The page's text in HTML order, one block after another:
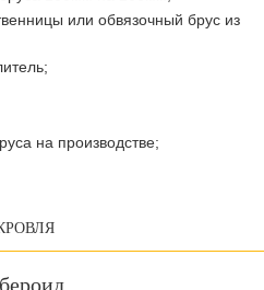
или обвязочный брус из
на производстве;